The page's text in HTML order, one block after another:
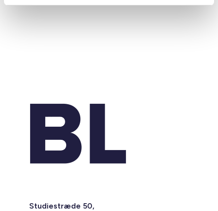
Studiestræde 50,